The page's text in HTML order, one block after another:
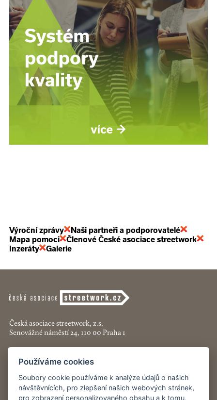
Výroční zprávy
Naši partneři a podporovatelé
Mapa pomoci
Členové České asociace streetwork
Inzeráty
Galerie
Česká asociace streetwork, z.s,
Senovážné náměstí 24, 110 00 Praha 1
+420 774 913 777
asociace@streetwork.cz
Nastavení cookies
Používáme cookies
Soubory cookie používáme k analýze údajů o našich
návštěvnících, pro zlepšení našich webových stránek,
pro zobrazení personalizovaného obsahu a k tomu,